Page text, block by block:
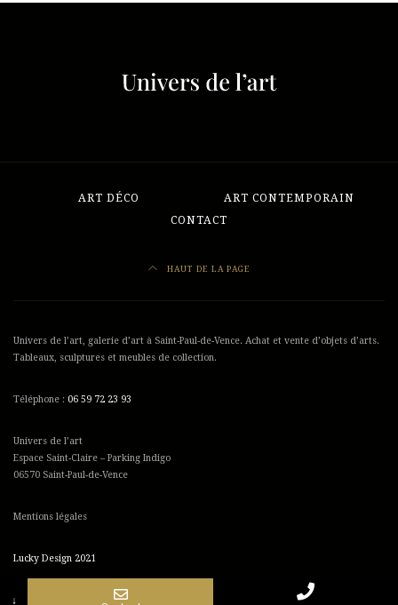
ART DÉCO
ART CONTEMPORAIN
CONTACT
HAUT DE LA PAGE
Univers de l’art, galerie d’art à Saint-Paul-de-Vence. Achat et vente d’objets d’arts.
Tableaux, sculptures et meubles de collection.
Téléphone : 06 59 72 23 93
Univers de l’art
Espace Saint-Claire – Parking Indigo
06570 Saint-Paul-de-Vence
Mentions légales
Lucky Design 2021
↓